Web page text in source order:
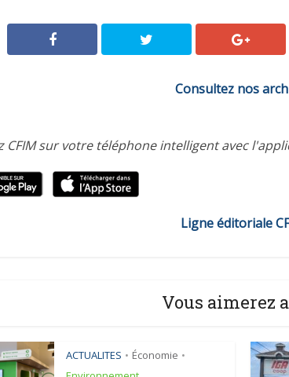
Consultez nos
CFIM sur votre téléphone intelligent avec
Ligne éditoriale
Vous aimerez
ACTUALITES • Économie •